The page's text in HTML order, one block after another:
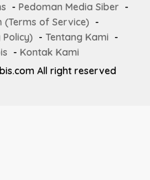
Pedoman Media Siber
of Service)
Tentang Kami
Kontak Kami
All right reserved